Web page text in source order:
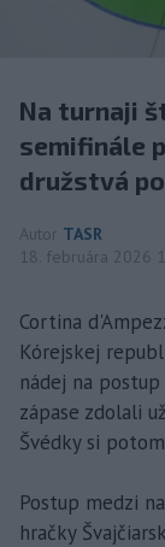
Na turnaji
semifinále
družstvá
Autor TASR
18. februára 2026
Cortina
Kórejskej
nádej na
zápase zdolali
Švédky si
Postup medzi
hračky